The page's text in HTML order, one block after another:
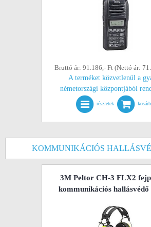
Bruttó ár: 91.186,- Ft (Nettó ár:
A terméket közvetlenül a
németországi központjából
részletek
KOMMUNIKÁCIÓS
3M Peltor CH-3 FLX2
kommunikációs